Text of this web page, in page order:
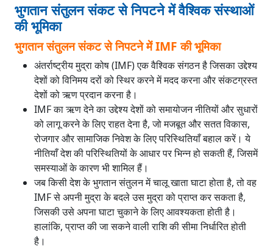
भुगतान संतुलन संकट से निपटने में वैश्विक संस्थाओं
की भूमिका
भुगतान संतुलन संकट से निपटने में IMF की भूमिका
अंतर्राष्ट्रीय मुद्रा कोष (IMF) एक वैश्विक संगठन है जिसका उद्देश्य
देशों को विनिमय दरों को स्थिर करने में मदद करना और संकटग्रस्त
देशों को ऋण प्रदान करना है।
IMF का ऋण देने का उद्देश्य देशों को समायोजन नीतियों और सुधारों
को लागू करने के लिए राहत देना है, जो मजबूत और सतत विकास,
रोजगार और सामाजिक निवेश के लिए परिस्थितियाँ बहाल करें। ये
नीतियाँ देश की परिस्थितियों के आधार पर भिन्न हो सकती हैं, जिसमें
समस्याओं के कारण भी शामिल हैं।
जब किसी देश के भुगतान संतुलन में चालू खाता घाटा होता है, तो वह
IMF से अपनी मुद्रा के बदले उस मुद्रा को प्राप्त कर सकता है,
जिसकी उसे अपना घाटा चुकाने के लिए आवश्यकता होती है।
हालांकि, प्राप्त की जा सकने वाली राशि की सीमा निर्धारित होती
है।